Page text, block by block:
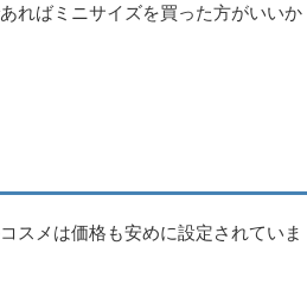
ればミニサイズを買った方がいいか
スメは価格も安めに設定されていま